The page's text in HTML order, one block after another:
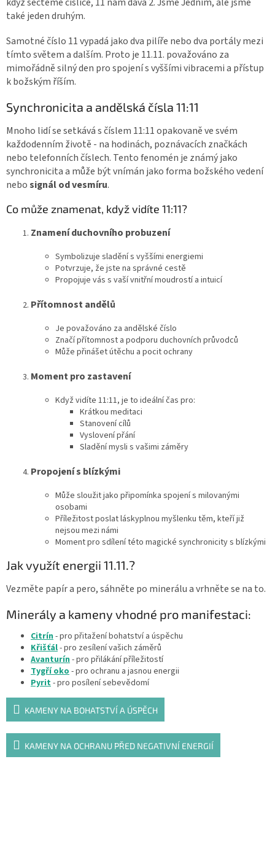
také jeden druhým.
Samotné číslo 11 vypadá jako dva pilíře nebo dva portály mezi
tímto světem a dalším. Proto je 11.11. považováno za
mimořádně silný den pro spojení s vyššími vibracemi a přístup
k božským říším.
Synchronicita a andělská čísla 11:11
Mnoho lidí se setkává s číslem 11:11 opakovaně ve svém
každodenním životě - na hodinách, poznávacích značkách
nebo telefonních číslech. Tento fenomén je známý jako
synchronicita a může být vnímán jako forma božského vedení
nebosignál od vesmíru.
Co může znamenat, když vidíte 11:11?
Znamení duchovního probuzení
Symbolizuje sladění s vyššími energiemi
Potvrzuje, že jste na správné cestě
Propojuje vás s vaší vnitřní moudrostí a intuicí
Přítomnost andělů
Je považováno za andělské číslo
Značí přítomnost a podporu duchovních průvodců
Může přinášet útěchu a pocit ochrany
Moment pro zastavení
Když vidíte 11:11, je to ideální čas pro:
Krátkou meditaci
Stanovení cílů
Vyslovení přání
Sladění mysli s vašimi záměry
Propojení s blízkými
Může sloužit jako připomínka spojení s milovanými
osobami
Příležitost poslat láskyplnou myšlenku těm, kteří již
nejsou mezi námi
Moment pro sdílení této magické synchronicity s blízkými
Jak využít energii 11.11.?
Vezměte papír a pero, sáhněte po minerálu a vrhněte se na to.
Minerály a kameny vhodné pro manifestaci:
Citrín- pro přitažení bohatství a úspěchu
Křišťál- pro zesílení vašich záměrů
Avanturín- pro přilákání příležitostí
Tygří oko- pro ochranu a jasnou energii
Pyrit- pro posílení sebevědomí
KAMENY NA BOHATSTVÍ A ÚSPĚCH
KAMENY NA OCHRANU PŘED NEGATIVNÍ ENERGIÍ